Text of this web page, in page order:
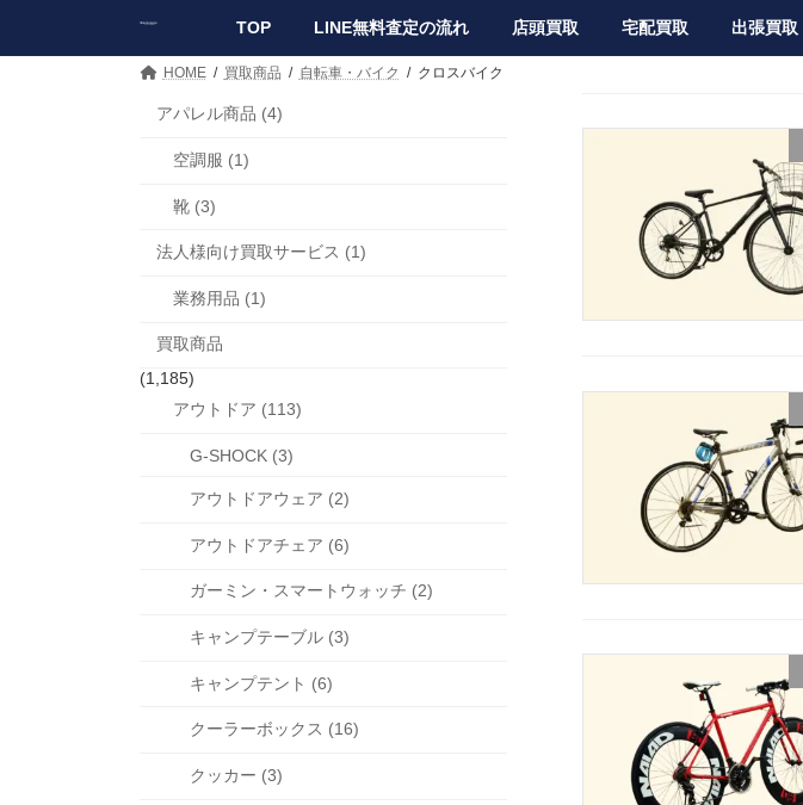
テ
ゲ
TOP LINE無料査定の流れ 店頭買取 宅配買取 出張買取
HOME 買取商品 自転車・バイク クロスバイク
アパレル商品 (4)
空調服 (1)
靴 (3)
法人様向け買取サービス (1)
業務用品 (1)
買取商品
(1,185)
アウトドア (113)
G-SHOCK (3)
アウトドアウェア (2)
アウトドアチェア (6)
ガーミン・スマートウォッチ (2)
キャンプテーブル (3)
キャンプテント (6)
クーラーボックス (16)
クッカー (3)